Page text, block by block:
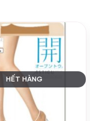
HẾT HÀNG